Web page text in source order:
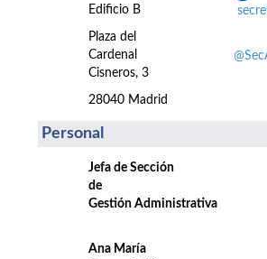
Edificio B
Plaza del
Cardenal
Cisneros, 3
28040 Madrid
Personal
Jefa de Sección
de
Gestión Administrativa
Ana María